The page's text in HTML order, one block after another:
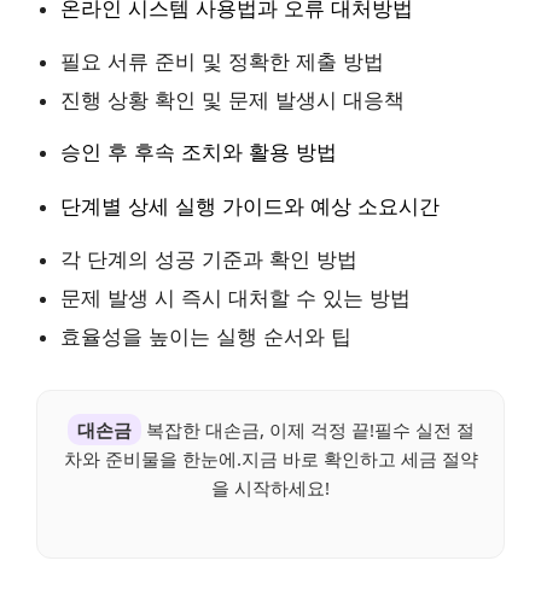
온라인 시스템 사용법과 오류 대처방법
필요 서류 준비 및 정확한 제출 방법
진행 상황 확인 및 문제 발생시 대응책
승인 후 후속 조치와 활용 방법
단계별 상세 실행 가이드와 예상 소요시간
각 단계의 성공 기준과 확인 방법
문제 발생 시 즉시 대처할 수 있는 방법
효율성을 높이는 실행 순서와 팁
대손금
복잡한 대손금, 이제 걱정 끝!필수 실전 절
차와 준비물을 한눈에.지금 바로 확인하고 세금 절약
을 시작하세요!